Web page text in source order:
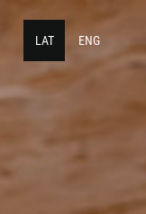
LAT ENG